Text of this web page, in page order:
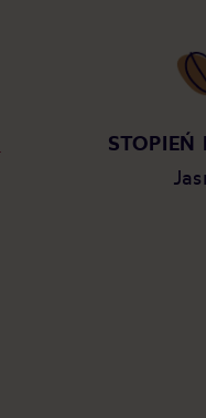
STOPIEŃ